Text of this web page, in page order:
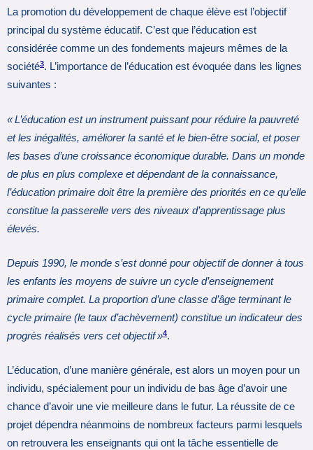
La promotion du développement de chaque élève est l’objectif
principal du système éducatif. C’est que l’éducation est
considérée comme un des fondements majeurs mêmes de la
société3. L’importance de l’éducation est évoquée dans les lignes
suivantes :
« L’éducation est un instrument puissant pour réduire la pauvreté
et les inégalités, améliorer la santé et le bien-être social, et poser
les bases d’une croissance économique durable. Dans un monde
de plus en plus complexe et dépendant de la connaissance,
l’éducation primaire doit être la première des priorités en ce qu’elle
constitue la passerelle vers des niveaux d’apprentissage plus
élevés.
Depuis 1990, le monde s’est donné pour objectif de donner à tous
les enfants les moyens de suivre un cycle d’enseignement
primaire complet. La proportion d’une classe d’âge terminant le
cycle primaire (le taux d’achèvement) constitue un indicateur des
progrès réalisés vers cet objectif »4.
L’éducation, d’une manière générale, est alors un moyen pour un
individu, spécialement pour un individu de bas âge d’avoir une
chance d’avoir une vie meilleure dans le futur. La réussite de ce
projet dépendra néanmoins de nombreux facteurs parmi lesquels
on retrouvera les enseignants qui ont la tâche essentielle de